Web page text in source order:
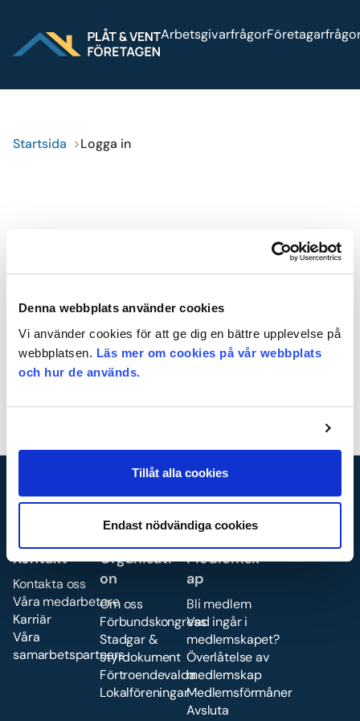
Denna webbplats använder cookies
Vi använder cookies för att ge dig en bättre upplevelse på
webbplatsen. Läs mer om cookies på vår webbplats
och hur de används.
Tillåt alla cookies
Endast nödvändiga cookies
Press
Logga inBli medlemArbetsgivarfrågor
Startsida Logga in
Logga in
Logga in med BankId
Logga
Kontakt
Kontakta oss
Våra medarbetare
Karriär
Våra
samarbetspartners
Organisati
on
Om oss
Förbundskongress
Stadgar &
styrdokument
Förtroendevalda
Lokalföreningar
Medlemsk
ap
Bli medlem
Vad ingår i
medlemskapet?
Överlåtelse av
medlemskap
Medlemsförmåner
Avsluta